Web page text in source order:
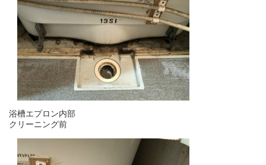
浴槽エプロン内部
クリーニング前